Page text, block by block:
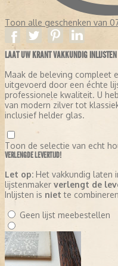
Toon alle geschenken van
LAAT UW KRANT VAKKUNDIG INLIJSTEN
Maak de beleving compleet
uitgevoerd door een échte
professionele kwaliteit. U
van modern zilver tot
inclusief helder glas.
Toon de selectie van echt
VERLENGDE LEVERTIJD!
Let op: Het vakkundig laten
lijstenmaker verlengt de
Inlijsten is niet te
Geen lijst meebestellen